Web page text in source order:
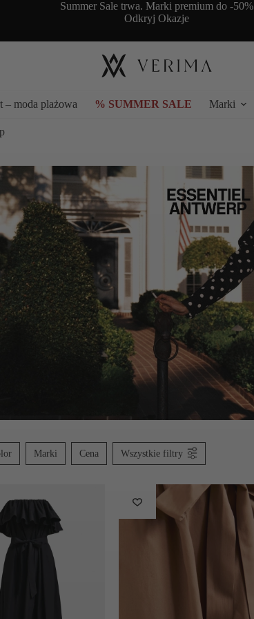
Summer Sale trwa. Marki premium do -50%
Odkryj Okazje
– moda plażowa % SUMMER SALE Marki
Marki Cena Wszystkie filtry